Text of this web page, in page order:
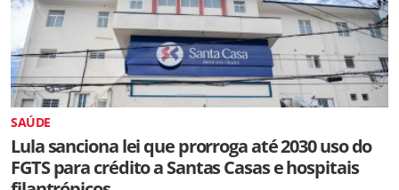
SAÚDE
Lula sanciona lei que prorroga até 2030 uso do
FGTS para crédito a Santas Casas e hospitais